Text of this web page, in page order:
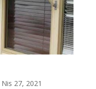
Nis 27, 2021